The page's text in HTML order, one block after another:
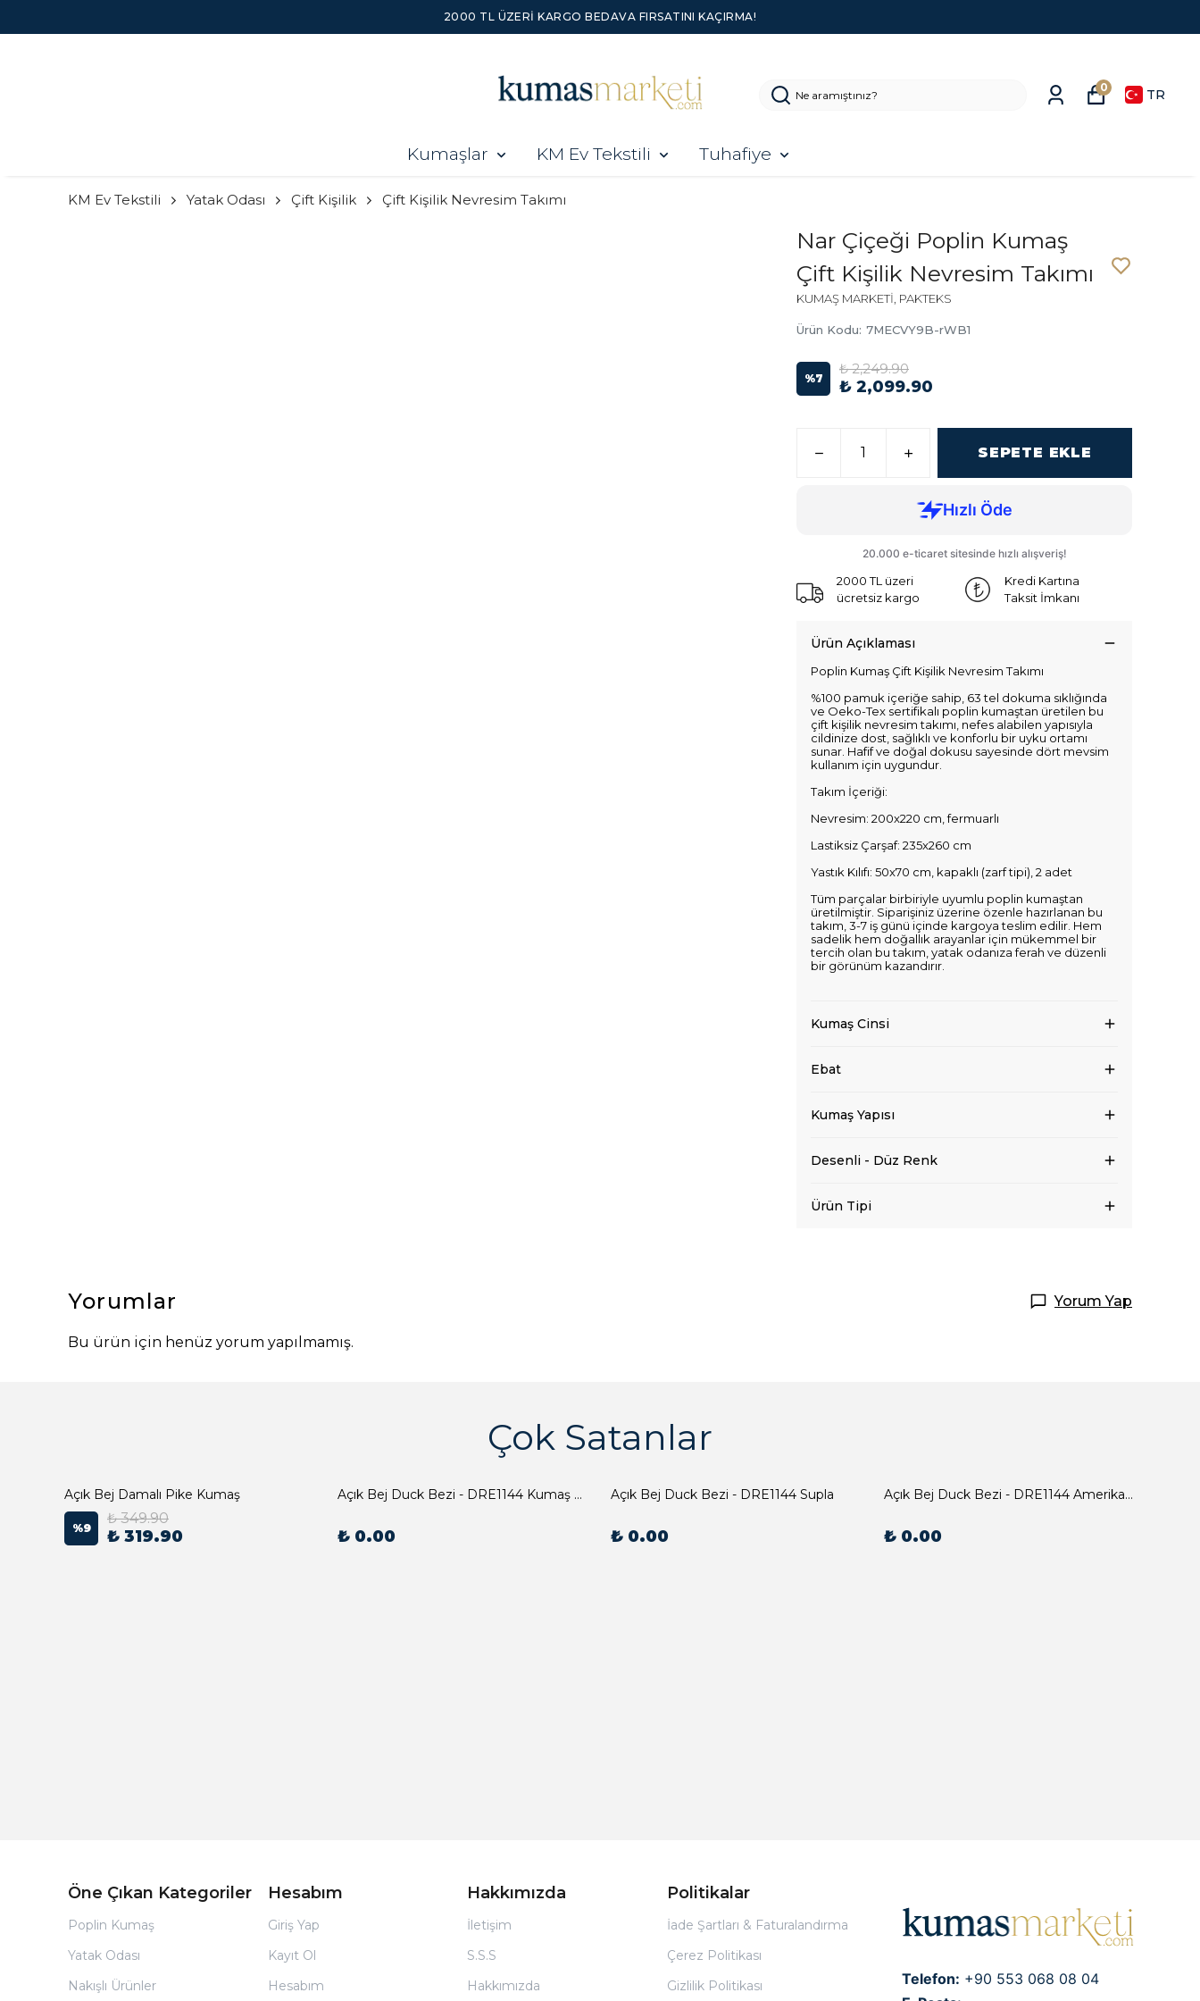
2000 TL ÜZERI KARGO BEDAVA FIRSATINI KAÇIRMA!
Kumaşlar KM Ev Tekstili Tuhafiye
0 TR
KM Ev Tekstili Yatak Odası Çift Kişilik Çift Kişilik Nevresim Takımı
Nar Çiçeği Poplin Kumaş
Çift Kişilik Nevresim Takımı
KUMAŞ MARKETİ, PAKTEKS
Ürün Kodu: 7MECVY9B-rWB1
%7
₺ 2,249.90
₺ 2,099.90
SEPETE EKLE
2000 TL üzeri
ücretsiz kargo
Kredi Kartına
Taksit İmkanı
Ürün Açıklaması
Poplin Kumaş Çift Kişilik Nevresim Takımı
%100 pamuk içeriğe sahip, 63 tel dokuma sıklığında
ve Oeko-Tex sertifikalı poplin kumaştan üretilen bu
çift kişilik nevresim takımı, nefes alabilen yapısıyla
cildinize dost, sağlıklı ve konforlu bir uyku ortamı
sunar. Hafif ve doğal dokusu sayesinde dört mevsim
kullanım için uygundur.
Takım İçeriği:
Nevresim: 200x220 cm, fermuarlı
Lastiksiz Çarşaf: 235x260 cm
Yastık Kılıfı: 50x70 cm, kapaklı (zarf tipi), 2 adet
Tüm parçalar birbiriyle uyumlu poplin kumaştan
üretilmiştir. Siparişiniz üzerine özenle hazırlanan bu
takım, 3-7 iş günü içinde kargoya teslim edilir. Hem
sadelik hem doğallık arayanlar için mükemmel bir
tercih olan bu takım, yatak odanıza ferah ve düzenli
bir görünüm kazandırır.
Kumaş Cinsi
Ebat
Kumaş Yapısı
Desenli - Düz Renk
Ürün Tipi
Yorumlar Yorum Yap
Bu ürün için henüz yorum yapılmamış.
Çok Satanlar
Açık Bej Damalı Pike Kumaş
%9
₺ 349.90
₺ 319.90
Açık Bej Duck Bezi - DRE1144 Kumaş Peçete
₺ 0.00
Açık Bej Duck Bezi - DRE1144 Supla
₺ 0.00
Açık Bej Duck Bezi - DRE1144 Amerikan Servis
₺ 0.00
Öne Çıkan Kategoriler
Poplin Kumaş
Yatak Odası
Nakışlı Ürünler
Hesabım
Giriş Yap
Kayıt Ol
Hesabım
Hakkımızda
İletişim
S.S.S
Hakkımızda
Politikalar
İade Şartları & Faturalandırma
Çerez Politikası
Gizlilik Politikası
Telefon: +90 553 068 08 04